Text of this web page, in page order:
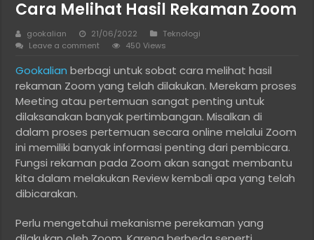
Cara Melihat Hasil Rekaman Zoom
gookalian 21/06/2022
Teknologi
Leave a comment
450 Views
Gookalianberbagi untuk sobat cara melihat hasil
rekaman Zoom yang telah dilakukan. Merekam proses
Meeting atau pertemuan sangat penting untuk
dilaksanakan banyak pertimbangan. Misalkan di
dalam proses pertemuan secara online melalui Zoom
ini memiliki banyak informasi penting dari pembicara.
Fungsi rekaman pada Zoom akan sangat membantu
kita dalam melakukan Review kembali apa yang telah
dibicarakan.
Perlu mengetahui mekanisme perekaman yang